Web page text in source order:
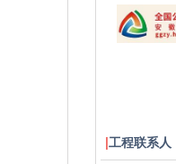
工程联系人